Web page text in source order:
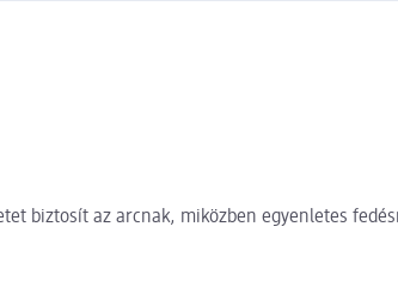
biztosít az arcnak, miközben egyenletes